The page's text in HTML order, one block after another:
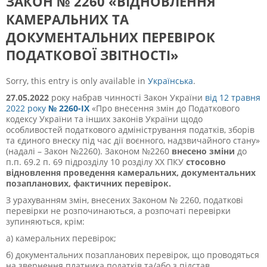
КАМЕРАЛЬНИХ ТА
ДОКУМЕНТАЛЬНИХ ПЕРЕВІРОК
ПОДАТКОВОЇ ЗВІТНОСТІ»
Sorry, this entry is only available in Українська.
27.05.2022 року набрав чинності Закон України від 12 травня
2022 року № 2260-IX «Про внесення змін до Податкового
кодексу України та інших законів України щодо
особливостей податкового адміністрування податків, зборів
та єдиного внеску під час дії воєнного, надзвичайного стану»
(надалі – Закон №2260). Законом №2260 внесено зміни до
п.п. 69.2 п. 69 підрозділу 10 розділу ХХ ПКУ стосовно
відновлення проведення камеральних, документальних
позапланових, фактичних перевірок.
З урахуванням змін, внесених Законом № 2260, податкові
перевірки не розпочинаються, а розпочаті перевірки
зупиняються, крім:
а) камеральних перевірок;
б) документальних позапланових перевірок, що проводяться